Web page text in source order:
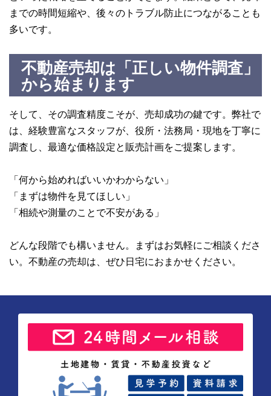
までの時間短縮や、後々のトラブル防止につながることも
多いです。
不動産売却は「正しい物件調査」
から始まります
そして、その調査精度こそが、売却成功の鍵です。弊社で
は、経験豊富なスタッフが、役所・法務局・現地を丁寧に
調査し、最適な価格設定と販売計画をご提案します。
「何から始めればいいかわからない」
「まずは物件を見てほしい」
「相続や測量のことで不安がある」
どんな段階でも構いません。まずはお気軽にご相談くださ
い。不動産の売却は、ぜひ日宅におまかせください。